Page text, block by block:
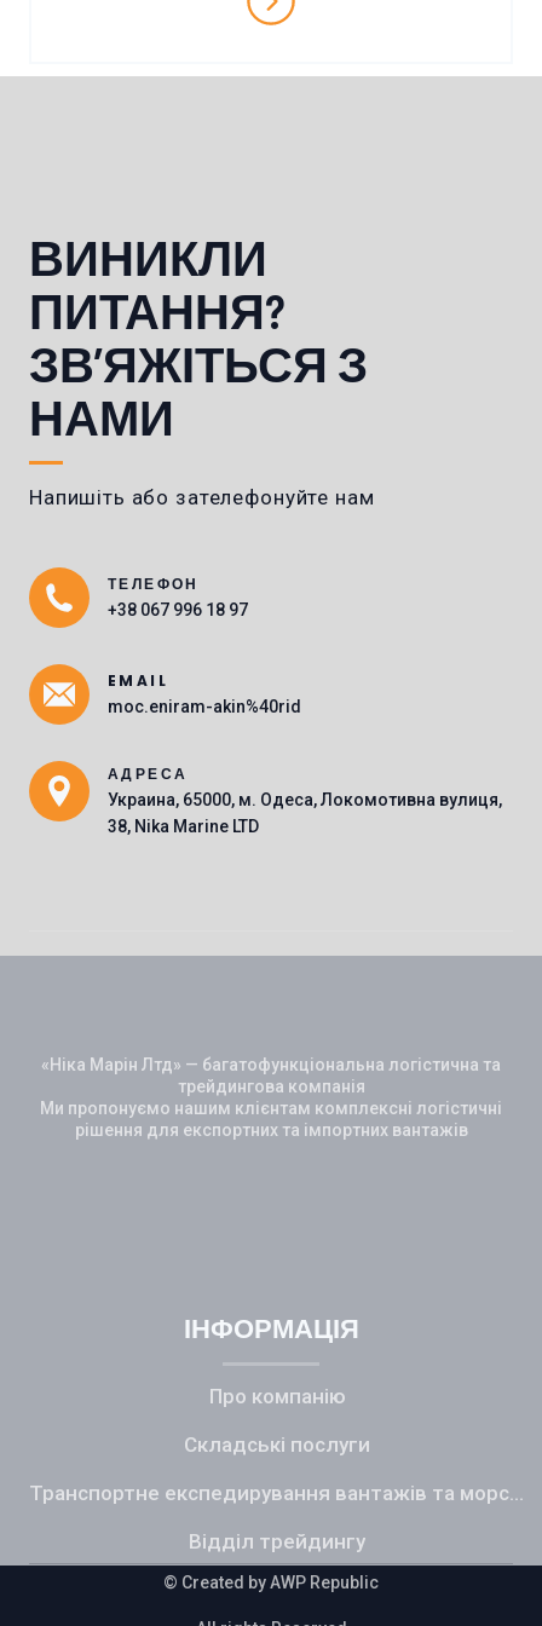
ВИНИКЛИ
ПИТАННЯ?
ЗВ’ЯЖІТЬСЯ З
НАМИ
Напишіть або зателефонуйте нам
ТЕЛЕФОН
+38 067 996 18 97
Main Icons
EMAIL
moc.eniram-akin%40rid
АДРЕСА
Украина, 65000, м. Одеса, Локомотивна вулиця,
38, Nika Marine LTD
«Ніка Марін Лтд» — багатофункціональна логістична та
трейдингова компанія
Ми пропонуємо нашим клієнтам комплексні логістичні
рішення для експортних та імпортних вантажів
ІНФОРМАЦІЯ
Про компанію
Складські послуги
Транспортне експедирування вантажів та морський фрахт
Відділ трейдингу
© Created by AWP Republic